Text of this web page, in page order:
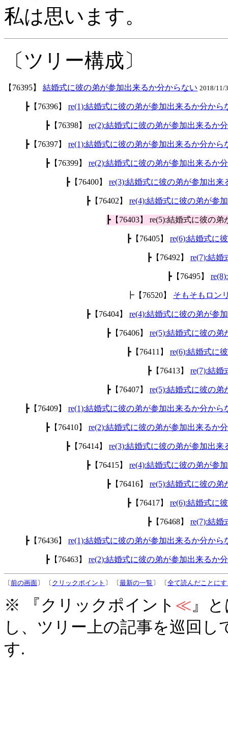
私は思います。
〔ツリー構成〕
【76395】 結婚式に彼の弟が参加出来るか分からない 2018/11/
┣【76396】 re(1):結婚式に彼の弟が参加出来るか分から
┣【76398】 re(2):結婚式に彼の弟が参加出来るか
┣【76397】 re(1):結婚式に彼の弟が参加出来るか分から
┣【76399】 re(2):結婚式に彼の弟が参加出来るか
┣【76400】 re(3):結婚式に彼の弟が参加出来
┣【76402】 re(4):結婚式に彼の弟が参
┣【76403】 re(5):結婚式に彼の
┣【76405】 re(6):結婚式に
┣【76492】 re(7):結婚
┣【76495】
┣【76520】 そもそもロン
┣【76404】 re(4):結婚式に彼の弟が参
┣【76406】 re(5):結婚式に彼の
┣【76411】 re(6):結婚式に
┣【76413】 re(7):結婚
┣【76407】 re(5):結婚式に彼の
┣【76409】 re(1):結婚式に彼の弟が参加出来るか分から
┣【76410】 re(2):結婚式に彼の弟が参加出来るか
┣【76414】 re(3):結婚式に彼の弟が参加出来
┣【76415】 re(4):結婚式に彼の弟が参
┣【76416】 re(5):結婚式に彼の
┣【76417】 re(6):結婚式に
┣【76468】 re(7):結婚
┣【76436】 re(1):結婚式に彼の弟が参加出来るか分から
┣【76463】 re(2):結婚式に彼の弟が参加出来るか
〔前の画面〕 〔 クリックポイント 〕 〔最新の一覧 〕 〔全て読んだことに
※ 『クリックポイント ≪』
し、ツリー上の記事を巡回
す.